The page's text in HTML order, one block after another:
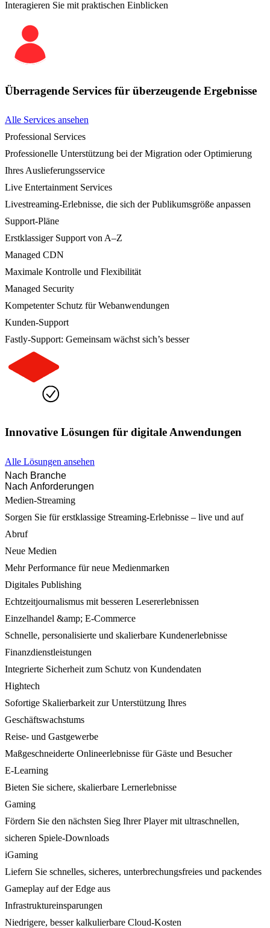
Interagieren Sie mit praktischen Einblicken
Überragende Services für überzeugende Ergebnisse
Alle Services ansehen
Professional Services
Professionelle Unterstützung bei der Migration oder Optimierung
Ihres Auslieferungsservice
Live Entertainment Services
Livestreaming-Erlebnisse, die sich der Publikumsgröße anpassen
Support-Pläne
Erstklassiger Support von A–Z
Managed CDN
Maximale Kontrolle und Flexibilität
Managed Security
Kompetenter Schutz für Webanwendungen
Kunden-Support
Fastly-Support: Gemeinsam wächst sich’s besser
Innovative Lösungen für digitale Anwendungen
Alle Lösungen ansehen
Nach Branche
Nach Anforderungen
Medien-Streaming
Sorgen Sie für erstklassige Streaming-Erlebnisse – live und auf
Abruf
Neue Medien
Mehr Performance für neue Medienmarken
Digitales Publishing
Echtzeitjournalismus mit besseren Lesererlebnissen
Einzelhandel &amp; E-Commerce
Schnelle, personalisierte und skalierbare Kundenerlebnisse
Finanzdienstleistungen
Integrierte Sicherheit zum Schutz von Kundendaten
Hightech
Sofortige Skalierbarkeit zur Unterstützung Ihres
Geschäftswachstums
Reise- und Gastgewerbe
Maßgeschneiderte Onlineerlebnisse für Gäste und Besucher
E-Learning
Bieten Sie sichere, skalierbare Lernerlebnisse
Gaming
Fördern Sie den nächsten Sieg Ihrer Player mit ultraschnellen,
sicheren Spiele-Downloads
iGaming
Liefern Sie schnelles, sicheres, unterbrechungsfreies und packendes
Gameplay auf der Edge aus
Infrastruktureinsparungen
Niedrigere, besser kalkulierbare Cloud-Kosten